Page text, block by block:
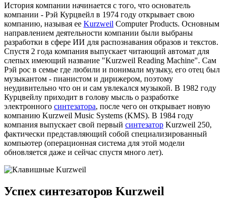
История компании начинается с того, что основатель
компании - Рэй Курцвейл в 1974 году открывает свою
компанию, называя ее Kurzweil Computer Products. Основным
направлением деятельности компании были выбраны
разработки в сфере ИИ для распознавания образов и текстов.
Спустя 2 года компания выпускает читающий автомат для
слепых имеющий название "Kurzweil Reading Machine". Сам
Рэй рос в семье где любили и понимали музыку, его отец был
музыкантом - пианистом и дирижером, поэтому
неудивительно что он и сам увлекался музыкой. В 1982 году
Курцвейлу приходит в голову мысль о разработке
электронного синтезатора, после чего он открывает новую
компанию Kurzweil Music Systems (KMS). В 1984 году
компания выпускает свой первый синтезатор Kurzweil 250,
фактически представляющий собой специализированный
компьютер (операционная система для этой модели
обновляется даже и сейчас спустя много лет).
Успех синтезаторов Kurzweil